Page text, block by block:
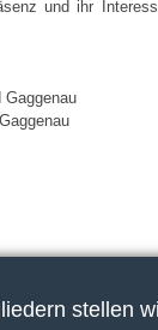
und ihr
Gaggenau
stellen